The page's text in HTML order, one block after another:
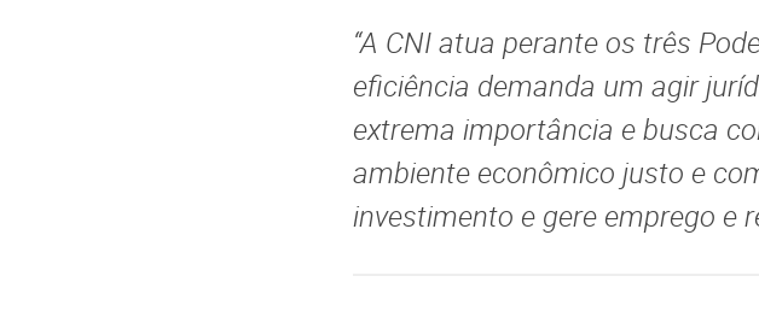
“A CNI atua perante os três
eficiência demanda um agir
extrema importância e busca
ambiente econômico justo e
investimento e gere emprego e